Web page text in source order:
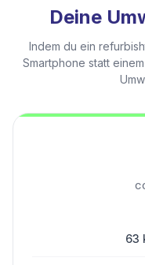
Deine
Indem du ein
Smartphone statt
63